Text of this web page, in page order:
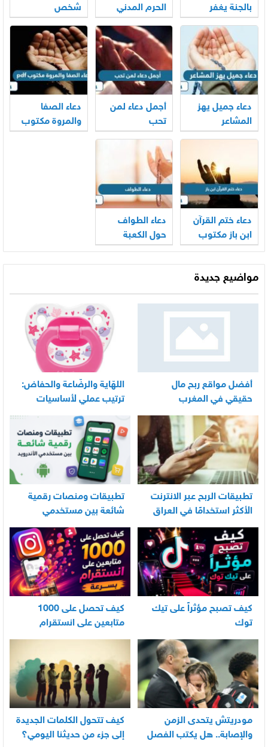
بالجنة يغفر
ذنوبه ويضيء
الحرم المدني
والمكي
شخص
دعاء جميل يهز
المشاعر
أجمل دعاء لمن
تحب
دعاء الصفا
والمروة مكتوب
دعاء ختم القرآن
ابن باز مكتوب
دعاء الطواف
حول الكعبة
مواضيع جديدة
أفضل مواقع ربح مال
حقيقي في المغرب
اللهّاية والرضّاعة والحفاض:
ترتيب عملي لأساسيات
العناية اليومية بالرضيع
تطبيقات الربح عبر الانترنت
الأكثر استخدامًا في العراق
تطبيقات ومنصات رقمية
شائعة بين مستخدمي
الأندرويد
كيف تصبح مؤثراً على تيك
توك
كيف تحصل على 1000
متابعين على انستقرام
بسرعة
مودريتش يتحدى الزمن
والإصابة.. هل يكتب الفصل
كيف تتحول الكلمات الجديدة
إلى جزء من حديثنا اليومي؟